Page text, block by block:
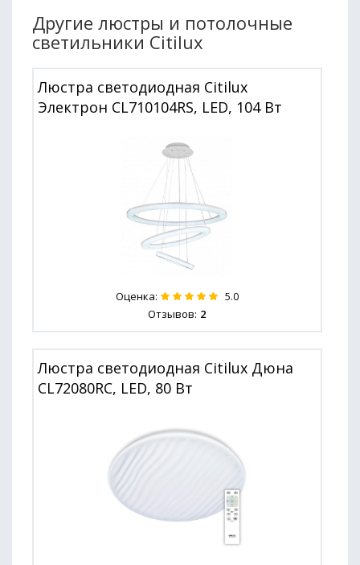
Другие люстры и потолочные
светильники Citilux
Люстра светодиодная Citilux
Электрон CL710104RS, LED, 104 Вт
Оценка: 5.0
Отзывов: 2
Люстра светодиодная Citilux Дюна
CL72080RC, LED, 80 Вт